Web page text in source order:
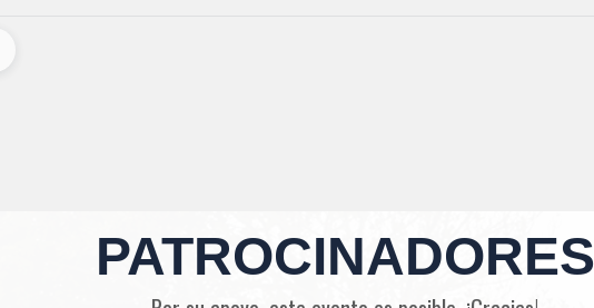
PATROCINADORES